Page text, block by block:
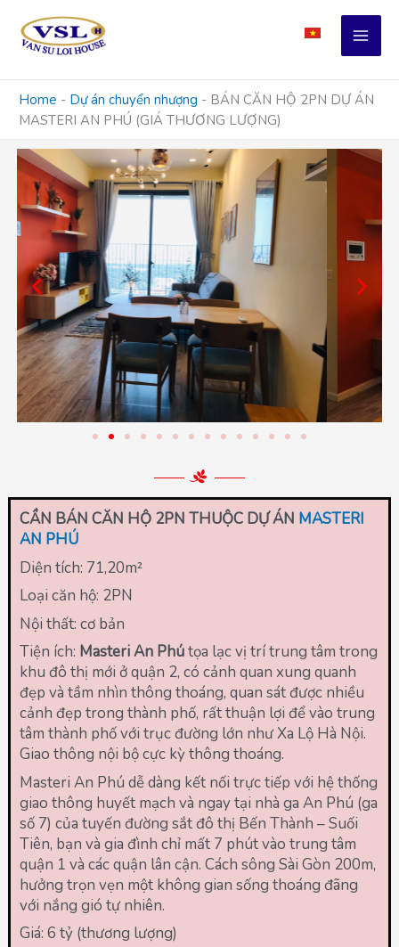
content
Home - Dự án chuyển nhượng - BÁN CĂN HỘ 2PN DỰ ÁN
MASTERI AN PHÚ (GIÁ THƯƠNG LƯỢNG)
CẦN BÁN CĂN HỘ 2PN THUỘC DỰ ÁN MASTERI
AN PHÚ
Diện tích: 71,20m²
Loại căn hộ: 2PN
Nội thất: cơ bản
Tiện ích: Masteri An Phútọa lạc vị trí trung tâm trong
khu đô thị mới ở quận 2, có cảnh quan xung quanh
đẹp và tầm nhìn thông thoáng, quan sát được nhiều
cảnh đẹp trong thành phố, rất thuận lợi để vào trung
tâm thành phố với trục đường lớn như Xa Lộ Hà Nội.
Giao thông nội bộ cực kỳ thông thoáng.
Masteri An Phú dễ dàng kết nối trực tiếp với hệ thống
giao thông huyết mạch và ngay tại nhà ga An Phú (ga
số 7) của tuyến đường sắt đô thị Bến Thành – Suối
Tiên, bạn và gia đình chỉ mất 7 phút vào trung tâm
quận 1 và các quận lân cận. Cách sông Sài Gòn 200m,
hưởng trọn vẹn một không gian sống thoáng đãng
với nắng gió tự nhiên.
Giá: 6 tỷ (thương lượng)